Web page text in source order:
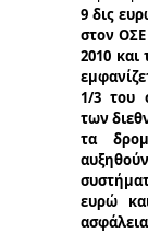
9 δις
στον
2010
1/3 του
των
τα
ευρώ